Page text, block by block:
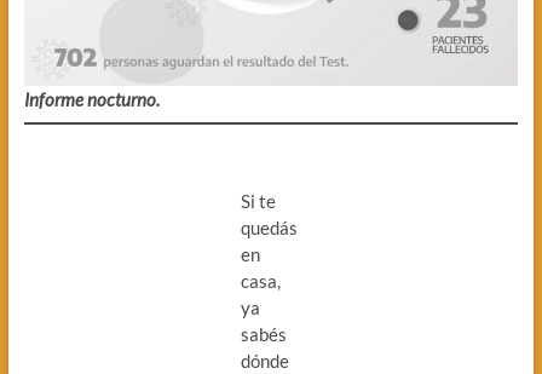
Informe nocturno.
Si te
quedás
en
casa,
ya
sabés
dónde